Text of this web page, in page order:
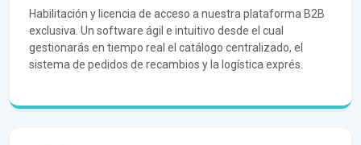
Habilitación y licencia de acceso a nuestra plataforma B2B
exclusiva. Un software ágil e intuitivo desde el cual
gestionarás en tiempo real el catálogo centralizado, el
sistema de pedidos de recambios y la logística exprés.